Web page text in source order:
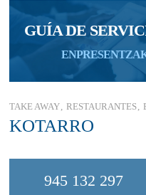
GUÍA DE
TAKE AWAY RESTAURANTES
KOTARRO
945 132 297